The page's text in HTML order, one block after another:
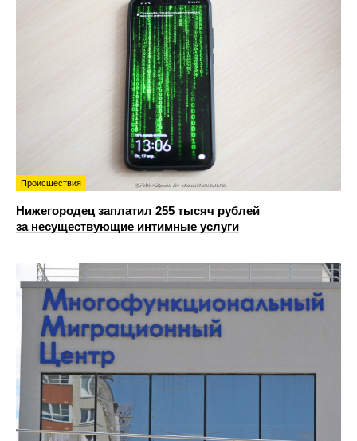
Происшествия
Нижегородец заплатил 255 тысяч рублей
за несуществующие интимные услуги